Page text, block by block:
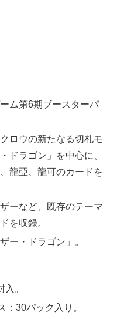
ム第6期ブースターパ
ロウの新たなる切札モ
ドラゴン」を中心に、
龍亞、龍可のカードを
ーなど、既存のテーマ
を収録。
ー・ドラゴン」。
。
：30パック入り。